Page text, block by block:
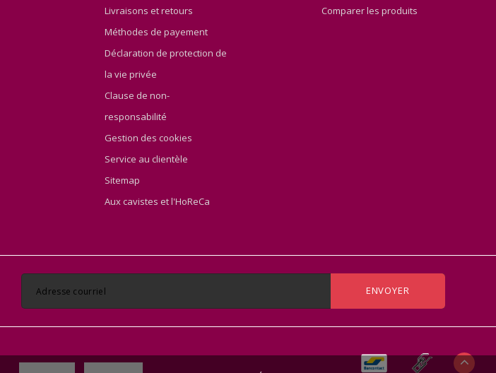
Livraisons et retours
Méthodes de payement
Déclaration de protection de
la vie privée
Clause de non-
responsabilité
Gestion des cookies
Service au clientèle
Sitemap
Aux cavistes et l'HoReCa
Comparer les produits
ENVOYER